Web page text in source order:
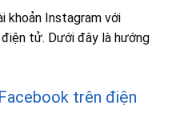
khoản Instagram với
tử. Dưới đây là hướng
trên điện